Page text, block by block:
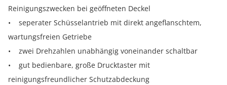
Reinigungszwecken bei geöffneten Deckel
• seperater Schüsselantrieb mit direkt angeflanschtem,
wartungsfreien Getriebe
• zwei Drehzahlen unabhängig voneinander schaltbar
• gut bedienbare, große Drucktaster mit
reinigungsfreundlicher Schutzabdeckung